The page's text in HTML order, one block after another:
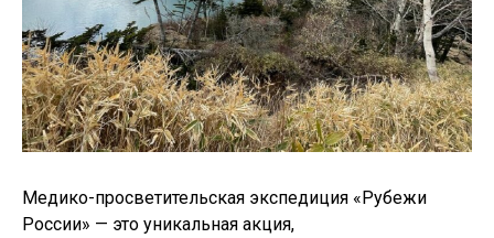
Медико-просветительская экспедиция «Рубежи
России» — это уникальная акция,